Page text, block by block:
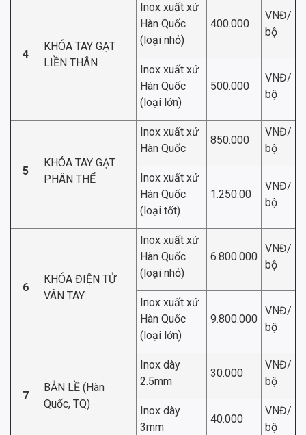
4
KHÓA TAY GẠT
LIỀN THÂN
Inox xuất xứ
Hàn Quốc
(loại nhỏ)
400.000
VNĐ/
bộ
Inox xuất xứ
Hàn Quốc
(loại lớn)
500.000
VNĐ/
bộ
5
KHÓA TAY GẠT
PHÂN THỂ
Inox xuất xứ
Hàn Quốc
850.000
VNĐ/
bộ
Inox xuất xứ
Hàn Quốc
(loại tốt)
1.250.00
VNĐ/
bộ
6
KHÓA ĐIỆN TỬ
VÂN TAY
Inox xuất xứ
Hàn Quốc
(loại nhỏ)
6.800.000
VNĐ/
bộ
Inox xuất xứ
Hàn Quốc
(loại lớn)
9.800.000
VNĐ/
bộ
7
BẢN LỀ (Hàn
Quốc, TQ)
Inox dày
2.5mm
30.000
VNĐ/
bộ
Inox dày
3mm
40.000
VNĐ/
bộ